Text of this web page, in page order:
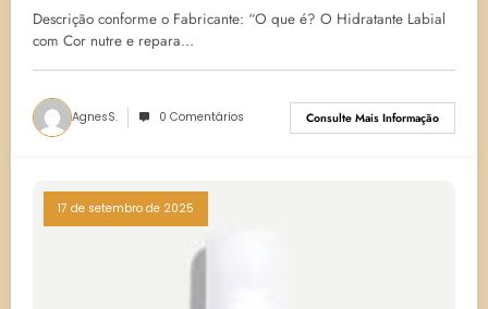
Descrição conforme o Fabricante: “O que é? O Hidratante Labial
com Cor nutre e repara…
AgnesS. 0 Comentários Consulte Mais Informação
17 de setembro de 2025